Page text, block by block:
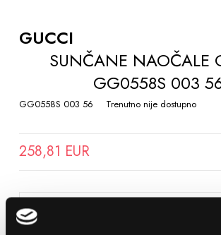
THE
BEGINNING
GALLERY
GUCCI
SUNČANE NAOČALE
GG0558S 003
GG0558S 003 56 Trenutno nije dostupno
258,81 EUR
SPREMITE NA LISTU